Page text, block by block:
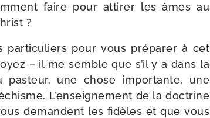
faire pour atti­rer les âmes au
?
par­ti­cu­liers pour vous pré­pa­rer à cet
– il me semble que s’il y a dans la
une chose impor­tante, une
L’enseignement de la doc­trine
demandent les fidèles et que vous